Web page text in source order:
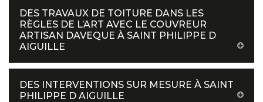
DES TRAVAUX DE TOITURE DANS LES
RÈGLES DE L’ART AVEC LE COUVREUR
ARTISAN DAVEQUE À SAINT PHILIPPE D
AIGUILLE
DES INTERVENTIONS SUR MESURE À SAINT
PHILIPPE D AIGUILLE